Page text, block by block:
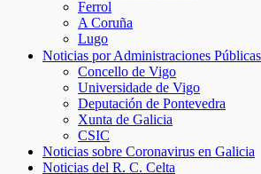
Ferrol
A Coruña
Lugo
Noticias por Administraciones
Concello de Vigo
Universidade de Vigo
Deputación de Pontevedra
Xunta de Galicia
CSIC
Noticias sobre Coronavirus en Galicia
Noticias del R. C. Celta